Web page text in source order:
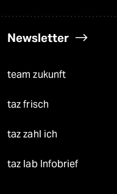
Newsletter
team zukunft
taz frisch
taz zahl ich
taz lab Infobrief